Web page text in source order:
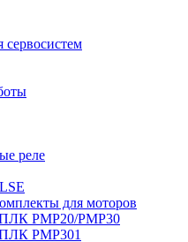
сервосистем
реле
для моторов
PMP20/PMP30
PMP301